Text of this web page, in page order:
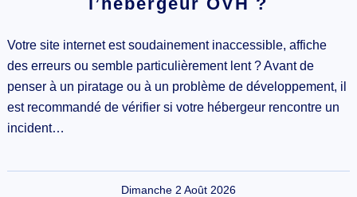
Votre site internet est soudainement inaccessible, affiche
des erreurs ou semble particulièrement lent ? Avant de
penser à un piratage ou à un problème de développement, il
est recommandé de vérifier si votre hébergeur rencontre un
incident…
Dimanche 2 Août 2026